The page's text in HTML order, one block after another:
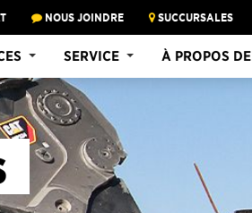
NOUS JOINDRE SUCCURSALES
SERVICE À PROPOS DE